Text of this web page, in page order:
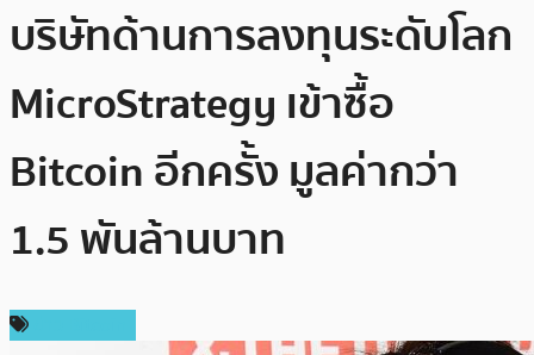
บริษัทด้านการลงทุนระดับโลก
MicroStrategy เข้าซื้อ
Bitcoin อีกครั้ง มูลค่ากว่า
1.5 พันล้านบาท